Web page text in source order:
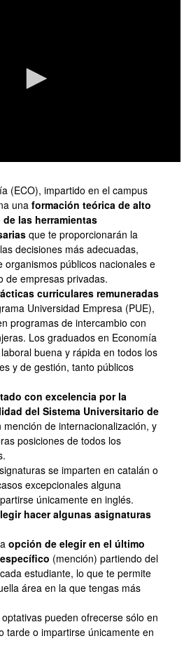
(ECO), impartido en el campus
una formación teórica de alto
las herramientas
que te proporcionarán la
decisiones más adecuadas,
organismos públicos nacionales e
de empresas privadas.
curriculares remuneradas
Universidad Empresa (PUE),
programas de intercambio con
Los graduados en Economía
buena y rápida en todos los
y de gestión, tanto públicos
con excelencia por la
del Sistema Universitario de
mención de internacionalización, y
posiciones de todos los
se imparten en catalán o
excepcionales alguna
únicamente en inglés.
hacer algunas asignaturas
opción de elegir en el último
(mención) partiendo del
estudiante, lo que te permite
área en la que tengas más
pueden ofrecerse sólo en
tarde o impartirse únicamente en